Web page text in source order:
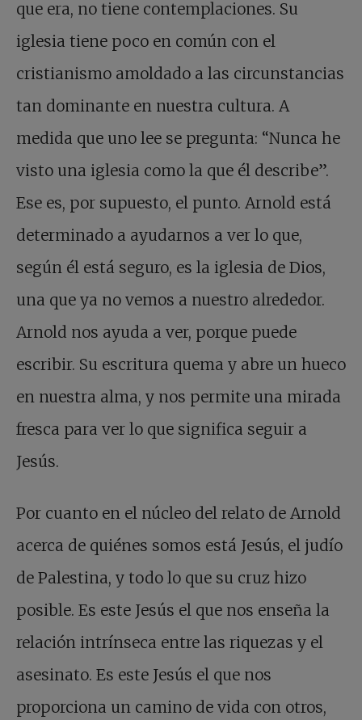
que era, no tiene contemplaciones. Su
iglesia tiene poco en común con el
cristianismo amoldado a las circunstancias
tan dominante en nuestra cultura. A
medida que uno lee se pregunta: “Nunca he
visto una iglesia como la que él describe”.
Ese es, por supuesto, el punto. Arnold está
determinado a ayudarnos a ver lo que,
según él está seguro, es la iglesia de Dios,
una que ya no vemos a nuestro alrededor.
Arnold nos ayuda a ver, porque puede
escribir. Su escritura quema y abre un hueco
en nuestra alma, y nos permite una mirada
fresca para ver lo que significa seguir a
Jesús.
Por cuanto en el núcleo del relato de Arnold
acerca de quiénes somos está Jesús, el judío
de Palestina, y todo lo que su cruz hizo
posible. Es este Jesús el que nos enseña la
relación intrínseca entre las riquezas y el
asesinato. Es este Jesús el que nos
proporciona un camino de vida con otros,